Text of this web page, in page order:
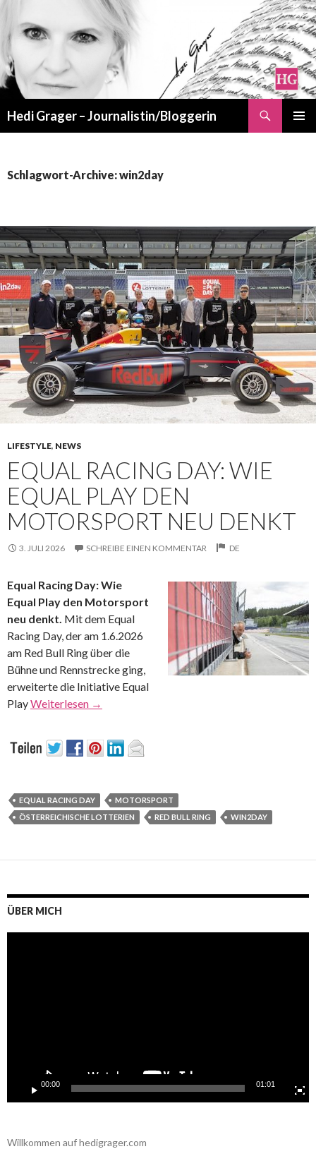
Hedi Grager – Journalistin/Bloggerin
Schlagwort-Archive: win2day
LIFESTYLE, NEWS
EQUAL RACING DAY: WIE
EQUAL PLAY DEN
MOTORSPORT NEU DENKT
3. JULI 2026 SCHREIBE EINEN KOMMENTAR DE
Equal Racing Day: Wie
Equal Play den Motorsport
neu denkt. Mit dem Equal
Racing Day, der am 1.6.2026
am Red Bull Ring über die
Bühne und Rennstrecke ging,
erweiterte die Initiative Equal
PlayWeiterlesen →
EQUAL RACING DAY
MOTORSPORT
ÖSTERREICHISCHE LOTTERIEN
RED BULL RING WIN2DAY
ÜBER MICH
00:00 01:01
Willkommen auf hedigrager.com